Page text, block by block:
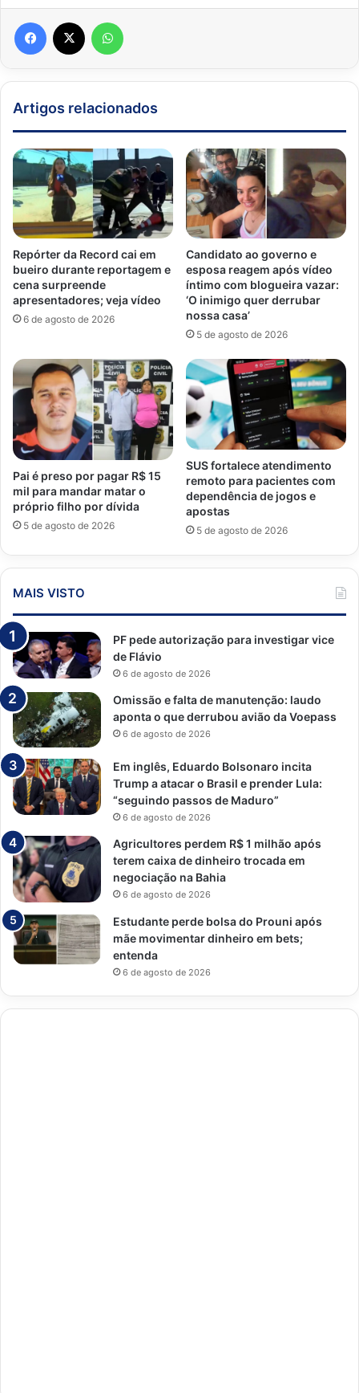
Facebook
Artigos relacionados
Repórter da Record cai em
bueiro durante reportagem e
cena surpreende
apresentadores; veja vídeo
6 de agosto de 2026
Candidato ao governo e
esposa reagem após vídeo
íntimo com blogueira vazar:
‘O inimigo quer derrubar
nossa casa’
5 de agosto de 2026
Pai é preso por pagar R$ 15
mil para mandar matar o
próprio filho por dívida
5 de agosto de 2026
SUS fortalece atendimento
remoto para pacientes com
dependência de jogos e
apostas
5 de agosto de 2026
MAIS VISTO
PF pede autorização para investigar vice
de Flávio
6 de agosto de 2026
Omissão e falta de manutenção: laudo
aponta o que derrubou avião da Voepass
6 de agosto de 2026
Em inglês, Eduardo Bolsonaro incita
Trump a atacar o Brasil e prender Lula:
“seguindo passos de Maduro”
6 de agosto de 2026
Agricultores perdem R$ 1 milhão após
terem caixa de dinheiro trocada em
negociação na Bahia
6 de agosto de 2026
Estudante perde bolsa do Prouni após
mãe movimentar dinheiro em bets;
entenda
6 de agosto de 2026